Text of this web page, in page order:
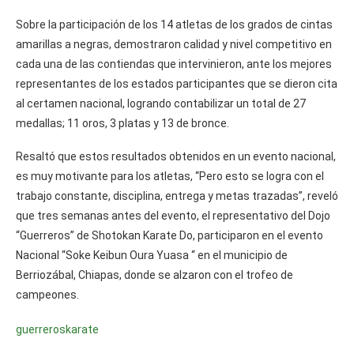
Sobre la participación de los 14 atletas de los grados de cintas
amarillas a negras, demostraron calidad y nivel competitivo en
cada una de las contiendas que intervinieron, ante los mejores
representantes de los estados participantes que se dieron cita
al certamen nacional, logrando contabilizar un total de 27
medallas; 11 oros, 3 platas y 13 de bronce.
Resaltó que estos resultados obtenidos en un evento nacional,
es muy motivante para los atletas, “Pero esto se logra con el
trabajo constante, disciplina, entrega y metas trazadas”, reveló
que tres semanas antes del evento, el representativo del Dojo
“Guerreros” de Shotokan Karate Do, participaron en el evento
Nacional “Soke Keibun Oura Yuasa “ en el municipio de
Berriozábal, Chiapas, donde se alzaron con el trofeo de
campeones.
guerreroskarate